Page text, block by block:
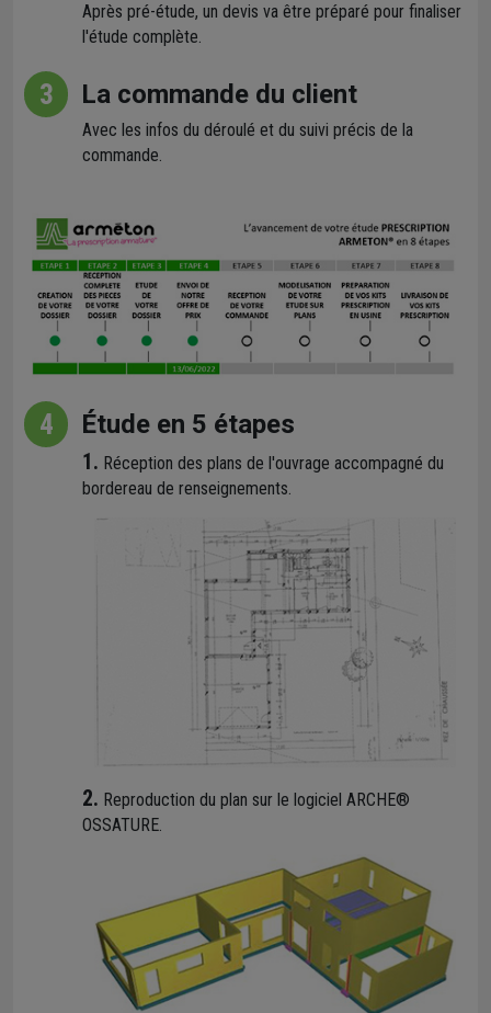
Après pré-étude, un devis va être préparé pour finaliser
l'étude complète.
3 La commande du client
Avec les infos du déroulé et du suivi précis de la
commande.
4 Étude en 5 étapes
1. Réception des plans de l'ouvrage accompagné du
bordereau de renseignements.
2. Reproduction du plan sur le logiciel ARCHE®
OSSATURE.